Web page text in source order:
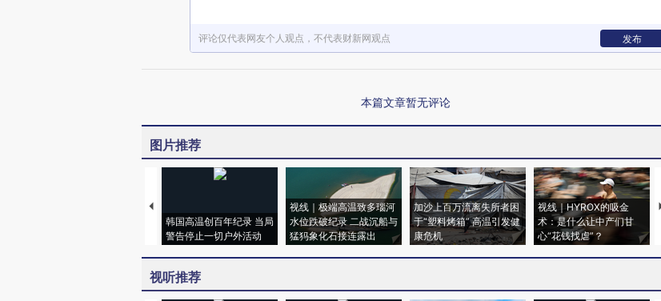
评论仅代表网友个人观点，不代表财新网观点 发布
本篇文章暂无评论
图片推荐
韩国高温创百年纪录 当局
警告停止一切户外活动
视线｜极端高温致多瑙河
水位跌破纪录 二战沉船与
猛犸象化石接连露出
加沙上百万流离失所者困
于“塑料烤箱” 高温引发健
康危机
视线｜HYROX的吸金
术：是什么让中产们甘
心“花钱找虐”？
视听推荐